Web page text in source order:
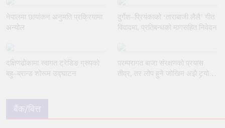
नेपालमा छायांकन अनुमति प्रक्रियामा
अन्योल
दुर्गेश–प्रियंकाको ‘ताराबाजी लैलै’ गीत
विवादमा, प्रतिबन्धको मागसहित निवेदन
दक्षिणढोकामा स्वागत ट्रेडिङ ग्रुपको
बहु–ब्रान्ड शोरूम उद्घाटन
परम्परागत बाजा संरक्षणको प्रयास
तीव्र, तर लोप हुने जोखिम अझै टर्‍यो
बैंक/बित्त